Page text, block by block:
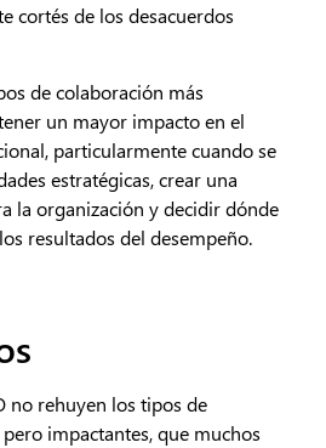
cortés de los desacuerdos
de colaboración más
un mayor impacto en el
particularmente cuando se
estratégicas, crear una
la organización y decidir dónde
resultados del desempeño.
no rehuyen los tipos de
impactantes, que muchos